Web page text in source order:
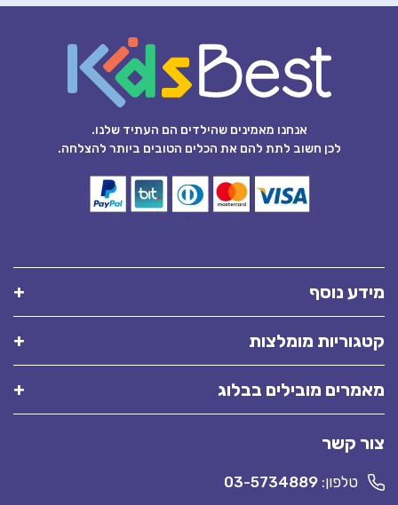
אנחנו מאמינים שהילדים הם העתיד שלנו.
לכן חשוב לתת להם את הכלים הטובים ביותר להצלחה.
מידע נוסף
קטגוריות מומלצות
מאמרים מובילים בבלוג
צור קשר
טלפון: 03-5734889